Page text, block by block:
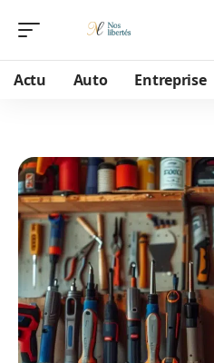
Actu Auto Entreprise